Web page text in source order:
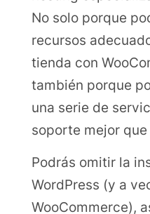
No solo porque
recursos
tienda con
también porque
una serie de
soporte mejor
Podrás omitir la
WordPress (y a
WooCommerce),